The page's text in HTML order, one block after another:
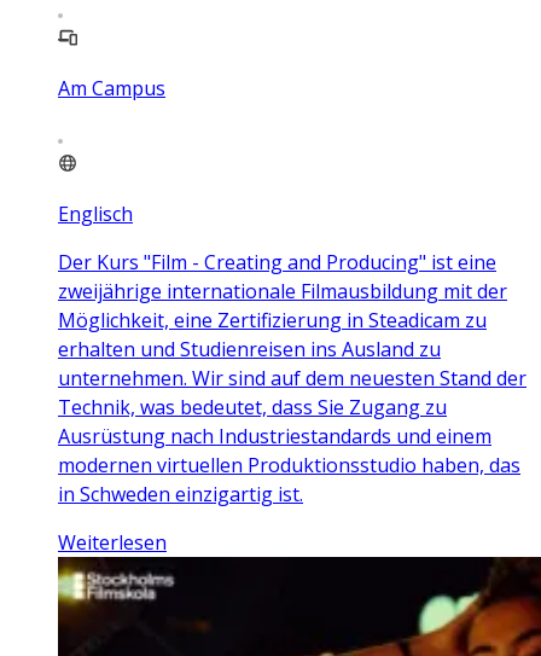
Am Campus
Englisch
Der Kurs "Film - Creating and Producing" ist eine
zweijährige internationale Filmausbildung mit der
Möglichkeit, eine Zertifizierung in Steadicam zu
erhalten und Studienreisen ins Ausland zu
unternehmen. Wir sind auf dem neuesten Stand der
Technik, was bedeutet, dass Sie Zugang zu
Ausrüstung nach Industriestandards und einem
modernen virtuellen Produktionsstudio haben, das
in Schweden einzigartig ist.
Weiterlesen